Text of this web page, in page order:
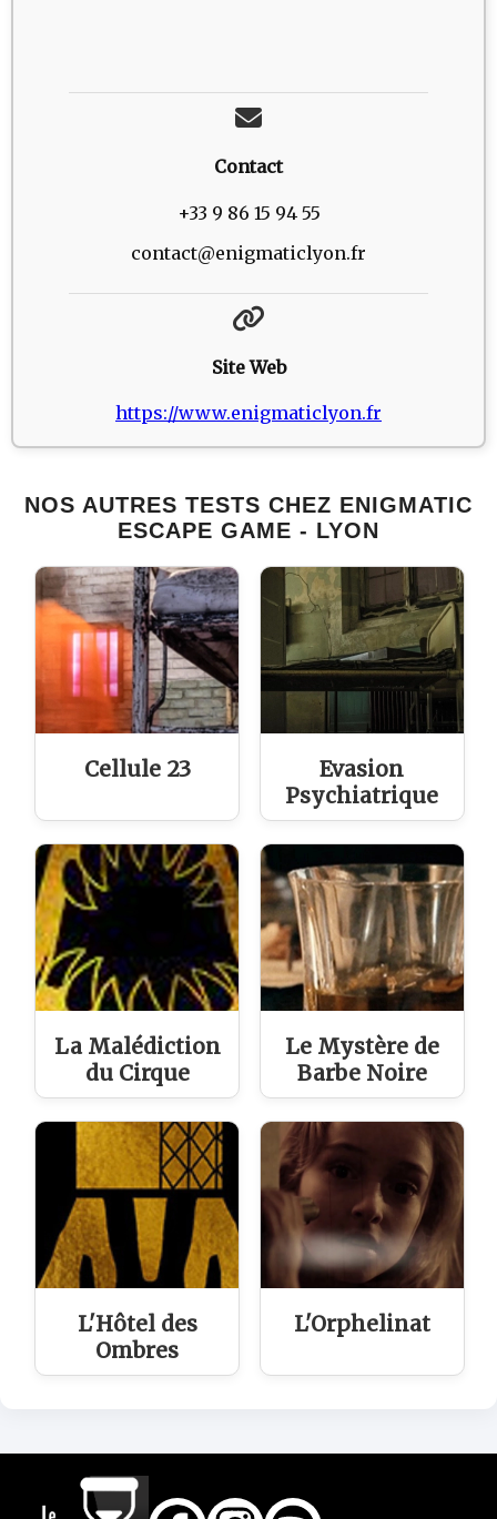
Contact
+33 9 86 15 94 55
contact@enigmaticlyon.fr
Site Web
https://www.enigmaticlyon.fr
NOS AUTRES TESTS CHEZ ENIGMATIC
ESCAPE GAME - LYON
Cellule 23
Evasion
Psychiatrique
La Malédiction
du Cirque
Le Mystère de
Barbe Noire
L'Hôtel des
Ombres
L'Orphelinat